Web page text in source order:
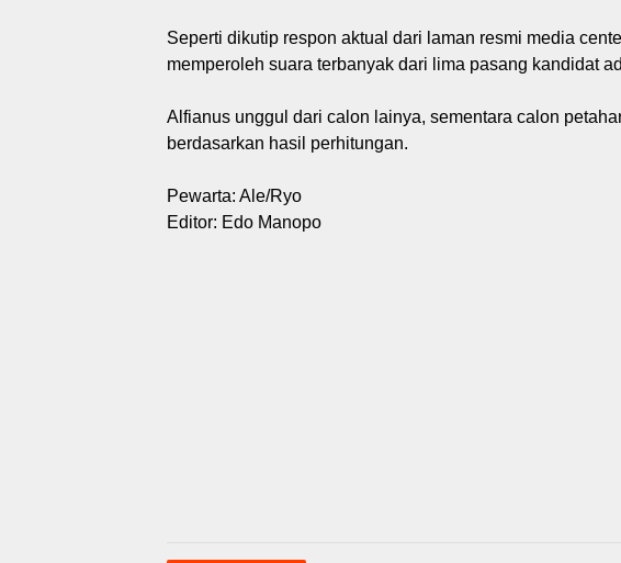
Seperti dikutip respon aktual dari laman resmi media
memperoleh suara terbanyak dari lima pasang kandidat
Alfianus unggul dari calon lainya, sementara calon
berdasarkan hasil perhitungan.
Pewarta: Ale/Ryo
Editor: Edo Manopo